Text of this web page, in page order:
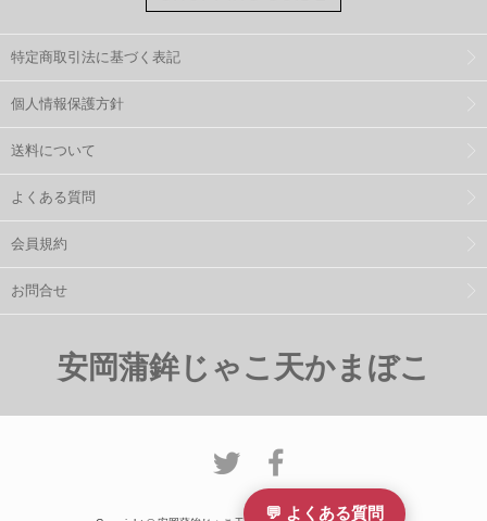
特定商取引法に基づく表記
個人情報保護方針
送料について
よくある質問
会員規約
お問合せ
安岡蒲鉾じゃこ天かまぼこ
💬 よくある質問